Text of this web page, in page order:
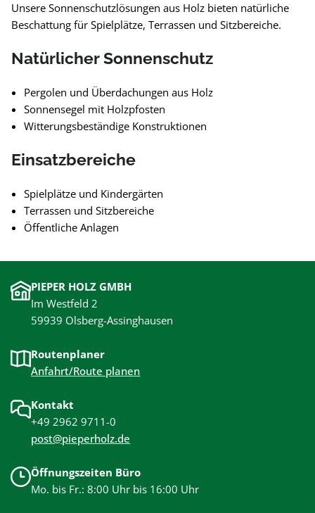
Unsere Sonnenschutzlösungen aus Holz bieten natürliche
Beschattung für Spielplätze, Terrassen und Sitzbereiche.
Natürlicher Sonnenschutz
Pergolen und Überdachungen aus Holz
Sonnensegel mit Holzpfosten
Witterungsbeständige Konstruktionen
Einsatzbereiche
Spielplätze und Kindergärten
Terrassen und Sitzbereiche
Öffentliche Anlagen
PIEPER HOLZ GMBH
Im Westfeld 2
59939 Olsberg-Assinghausen
Routenplaner
Anfahrt/Route planen
Kontakt
+49 2962 9711-0
post@pieperholz.de
Öffnungszeiten Büro
Mo. bis Fr.: 8:00 Uhr bis 16:00 Uhr